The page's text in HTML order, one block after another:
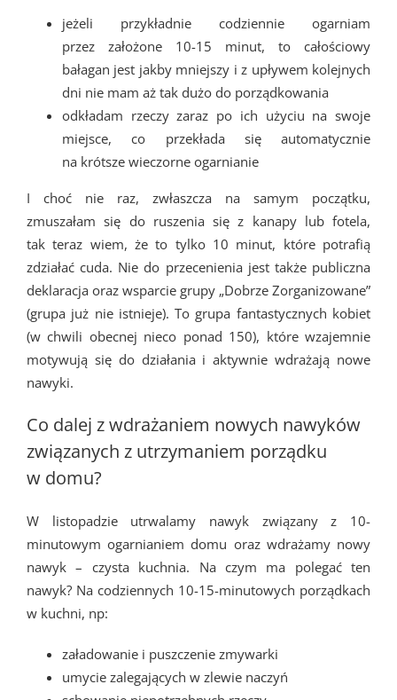
jeżeli przykładnie codziennie ogarniam
przez założone 10-15 minut, to całościowy
bałagan jest jakby mniejszy i z upływem kolejnych
dni nie mam aż tak dużo do porządkowania
odkładam rzeczy zaraz po ich użyciu na swoje
miejsce, co przekłada się automatycznie
na krótsze wieczorne ogarnianie
I choć nie raz, zwłaszcza na samym początku,
zmuszałam się do ruszenia się z kanapy lub fotela,
tak teraz wiem, że to tylko 10 minut, które potrafią
zdziałać cuda. Nie do przecenienia jest także publiczna
deklaracja oraz wsparcie grupy „Dobrze Zorganizowane”
(grupa już nie istnieje). To grupa fantastycznych kobiet
(w chwili obecnej nieco ponad 150), które wzajemnie
motywują się do działania i aktywnie wdrażają nowe
nawyki.
Co dalej z wdrażaniem nowych nawyków
związanych z utrzymaniem porządku
w domu?
W listopadzie utrwalamy nawyk związany z 10-
minutowym ogarnianiem domu oraz wdrażamy nowy
nawyk – czysta kuchnia. Na czym ma polegać ten
nawyk? Na codziennych 10-15-minutowych porządkach
w kuchni, np:
załadowanie i puszczenie zmywarki
umycie zalegających w zlewie naczyń